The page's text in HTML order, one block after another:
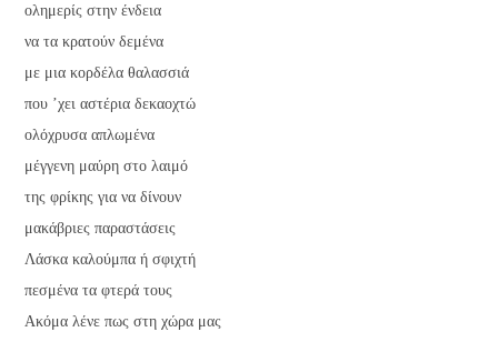
ολημερίς στην ένδεια
να τα κρατούν δεμένα
με μια κορδέλα θαλασσιά
που ’χει αστέρια δεκαοχτώ
ολόχρυσα απλωμένα
μέγγενη μαύρη στο λαιμό
της φρίκης για να δίνουν
μακάβριες παραστάσεις
Λάσκα καλούμπα ή σφιχτή
πεσμένα τα φτερά τους
Ακόμα λένε πως στη χώρα μας